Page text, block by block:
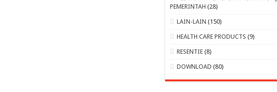
PEMERINTAH (28)
LAIN-LAIN (150)
HEALTH CARE PRODUCTS (9)
RESENTIE (8)
DOWNLOAD (80)